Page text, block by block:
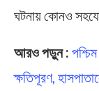
ঘটনায় কোনও
আরও পড়ুন :
ক্ষতিপূরণ,